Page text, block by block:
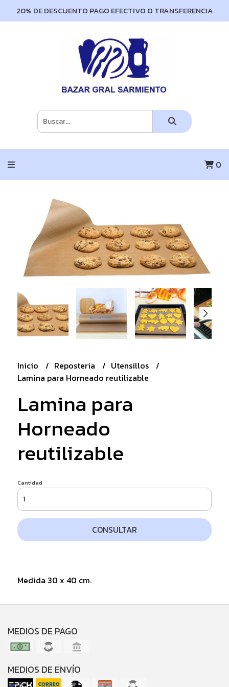
20% DE DESCUENTO PAGO EFECTIVO O TRANSFERENCIA
0
Inicio Reposteria
Utensillos
Lamina para Horneado reutilizable
Lamina para
Horneado
reutilizable
Cantidad
CONSULTAR
Medida 30 x 40 cm.
MEDIOS DE PAGO
MEDIOS DE ENVÍO